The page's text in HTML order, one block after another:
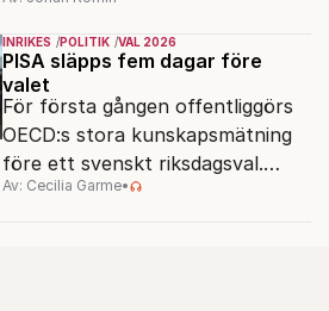
men varför, och vad skiljer
partiernas interna kulturer åt?
INRIKES POLITIK VAL 2026
PISA släpps fem dagar före
valet
För första gången offentliggörs
OECD:s stora kunskapsmätning
före ett svenskt riksdagsval.
Resultatet kan ge skolfrågan ny
Av: Cecilia Garme•